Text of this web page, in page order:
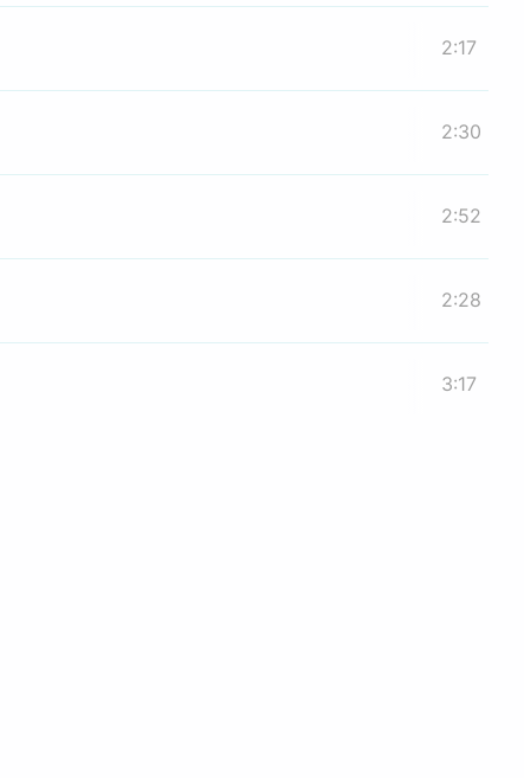
2:17
2:30
2:52
2:28
3:17